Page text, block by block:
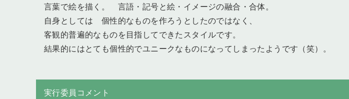
言葉で絵を描く。 言語・記号と絵・イメージの融合・合体。
自身としては 個性的なものを作ろうとしたのではなく、
客観的普遍的なものを目指してできたスタイルです。
結果的にはとても個性的でユニークなものになってしまったようです（笑）。
実行委員コメント